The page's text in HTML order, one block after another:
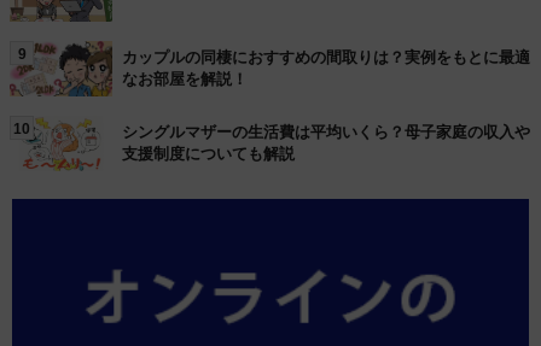
9
カップルの同棲におすすめの間取りは？実例をもとに最適
なお部屋を解説！
10
シングルマザーの生活費は平均いくら？母子家庭の収入や
支援制度についても解説